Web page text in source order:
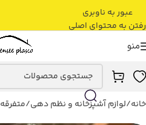
عبور به ناوبری
رفتن به محتوای اصلی
منو
خانه/لوازم آشپزخانه و نظم دهی/متفرقه